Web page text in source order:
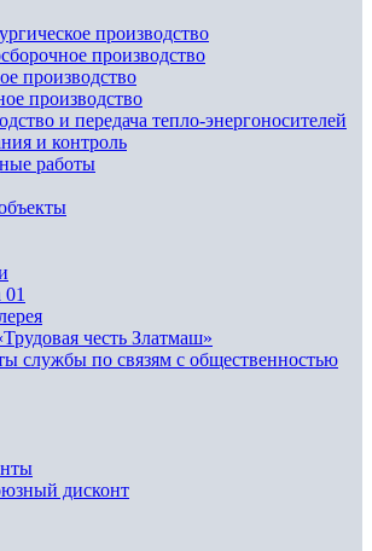
производство
производство
производство
производство
и передача тепло-энергоносителей
и контроль
работы
честь Златмаш»
службы по связям с общественностью
дисконт